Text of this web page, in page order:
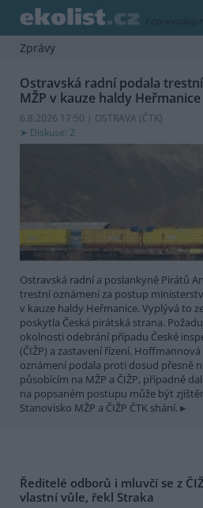
/
Zprávy
Ostravská radní podala
MŽP v kauze haldy Heřmanice
6.8.2026 17:50 | OSTRAVA (ČTK)
Diskuse: 2
Ostravská radní a poslankyně Pirátů
trestní oznámení za postup
v kauze haldy Heřmanice. Vyplývá to
poskytla Česká pirátská strana.
okolnosti odebrání případu České
(ČIŽP) a zastavení řízení.
oznámení podala proti dosud přesně
působícím na MŽP a ČIŽP, případně
na popsaném postupu může být
Stanovisko MŽP a ČIŽP ČTK shání.
Ředitelé odborů i mluvčí se z
vlastní vůle, řekl Straka